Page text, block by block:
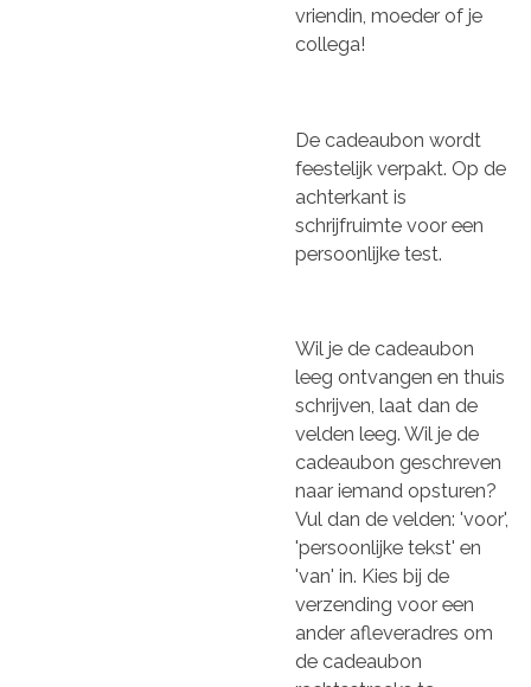
vriendin, moeder of je
collega!
De cadeaubon wordt
feestelijk verpakt. Op de
achterkant is
schrijfruimte voor een
persoonlijke test.
Wil je de cadeaubon
leeg ontvangen en thuis
schrijven, laat dan de
velden leeg. Wil je de
cadeaubon geschreven
naar iemand opsturen?
Vul dan de velden: 'voor',
'persoonlijke tekst' en
'van' in. Kies bij de
verzending voor een
ander afleveradres om
de cadeaubon